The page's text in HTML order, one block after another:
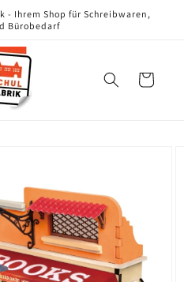
- Ihrem Shop für Schreibwaren,
Bürobedarf
Warenkorb